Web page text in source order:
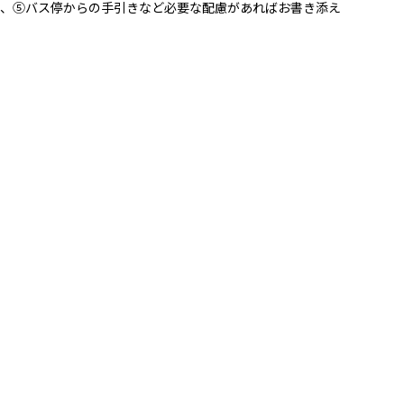
バス停からの手引きなど必要な配慮があればお書き添え